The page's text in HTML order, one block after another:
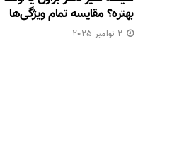
بهتره؟ مقایسه تمام ویژگی‌ها
2 نوامبر 2025